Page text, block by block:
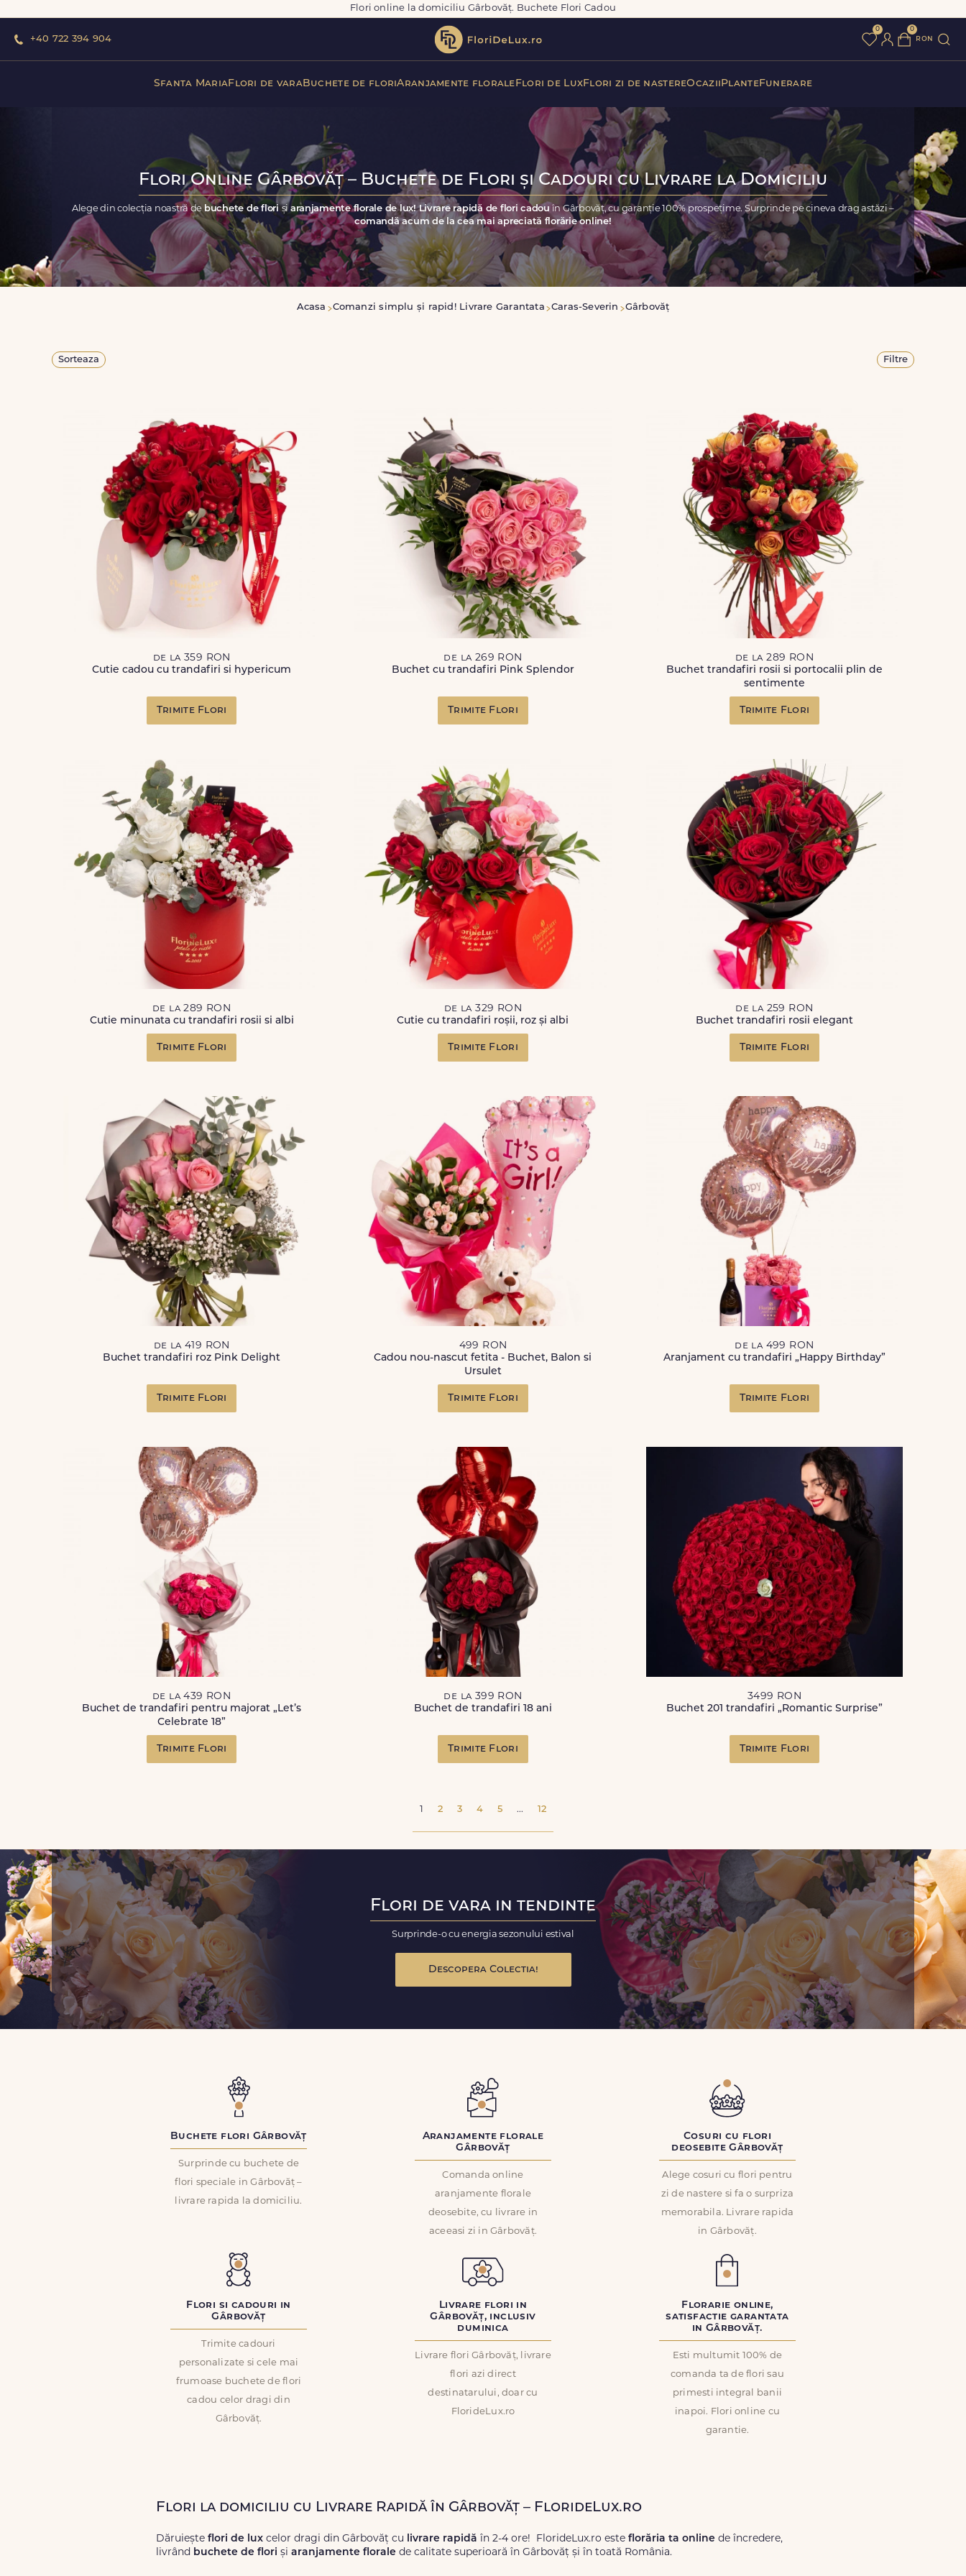
Flori online la domiciliu Gârbovăț. Buchete Flori Cadou
+40 722 394 904
0 0
ron
Sfanta MariaFlori de varaBuchete de floriAranjamente florale Flori de LuxFlori zi de nastereOcazii PlanteFunerare
Flori Online Gârbovăț – Buchete de Flori și Cadouri cu Livrare la Domiciliu
Alege din colecția noastră de buchete de florișiaranjamente florale de lux! Livrare rapidă de flori cadou în Gârbovăț, cu garanție 100% prospețime. Surprinde pe cineva drag astăzi –
comandă acum de la cea mai apreciată florărie online!
Acasa Comanzi simplu și rapid! Livrare Garantata Caras-Severin Gârbovăț
Sorteaza Filtre
de la 359 RON
Cutie cadou cu trandafiri si hypericum
Trimite Flori
de la 269 RON
Buchet cu trandafiri Pink Splendor
Trimite Flori
de la 289 RON
Buchet trandafiri rosii si portocalii plin de
sentimente
Trimite Flori
de la 289 RON
Cutie minunata cu trandafiri rosii si albi
Trimite Flori
de la 329 RON
Cutie cu trandafiri roșii, roz și albi
Trimite Flori
de la 259 RON
Buchet trandafiri rosii elegant
Trimite Flori
de la 419 RON
Buchet trandafiri roz Pink Delight
Trimite Flori
499 RON
Cadou nou-nascut fetita - Buchet, Balon si
Ursulet
Trimite Flori
de la 499 RON
Aranjament cu trandafiri „Happy Birthday”
Trimite Flori
de la 439 RON
Buchet de trandafiri pentru majorat „Let’s
Celebrate 18”
Trimite Flori
de la 399 RON
Buchet de trandafiri 18 ani
Trimite Flori
3499 RON
Buchet 201 trandafiri „Romantic Surprise”
Trimite Flori
1 2 3 4 5 ... 12
Flori de vara in tendinte
Surprinde-o cu energia sezonului estival
Descopera Colectia!
Buchete flori Gârbovăț
Surprinde cu buchete de
flori speciale in Gârbovăț –
livrare rapida la domiciliu.
Aranjamente florale
Gârbovăț
Comanda online
aranjamente florale
deosebite, cu livrare in
aceeasi zi in Gârbovăț.
Cosuri cu flori
deosebite Gârbovăț
Alege cosuri cu flori pentru
zi de nastere si fa o surpriza
memorabila. Livrare rapida
in Gârbovăț.
Flori si cadouri in
Gârbovăț
Trimite cadouri
personalizate si cele mai
frumoase buchete de flori
cadou celor dragi din
Gârbovăț.
Livrare flori in
Gârbovăț, inclusiv
duminica
Livrare flori Gârbovăț, livrare
flori azi direct
destinatarului, doar cu
FlorideLux.ro
Florarie online,
satisfactie garantata
in Gârbovăț.
Esti multumit 100% de
comanda ta de flori sau
primesti integral banii
inapoi. Flori online cu
garantie.
Flori la domiciliu cu Livrare Rapidă în Gârbovăț – FlorideLux.ro
Dăruiește flori de lux celor dragi din Gârbovăț cu livrare rapidă în 2-4 ore! FlorideLux.ro este florăria ta online de încredere,
livrând buchete de flori și aranjamente florale de calitate superioară în Gârbovăț și în toată România.